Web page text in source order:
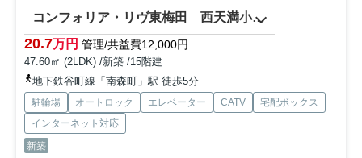
コンフォリア・リヴ東梅田 西天満小学校区
20.7万円 管理/共益費12,000円
47.60㎡ (2LDK) /新築 /15階建
地下鉄谷町線「南森町」駅 徒歩5分
駐輪場 オートロック エレベーター CATV
宅配ボックス
インターネット対応
新築